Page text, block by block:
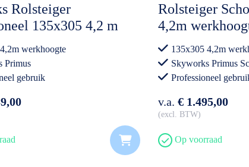
Rolsteiger
135x305 4,2 m
Enkele
werkhoogte
Primus
gebruik
Rolsteiger
4,2m
135x305 4,2m
Skyworks Primus
Professioneel
v.a. € 1.495,00
excl. BTW
Op voorraad